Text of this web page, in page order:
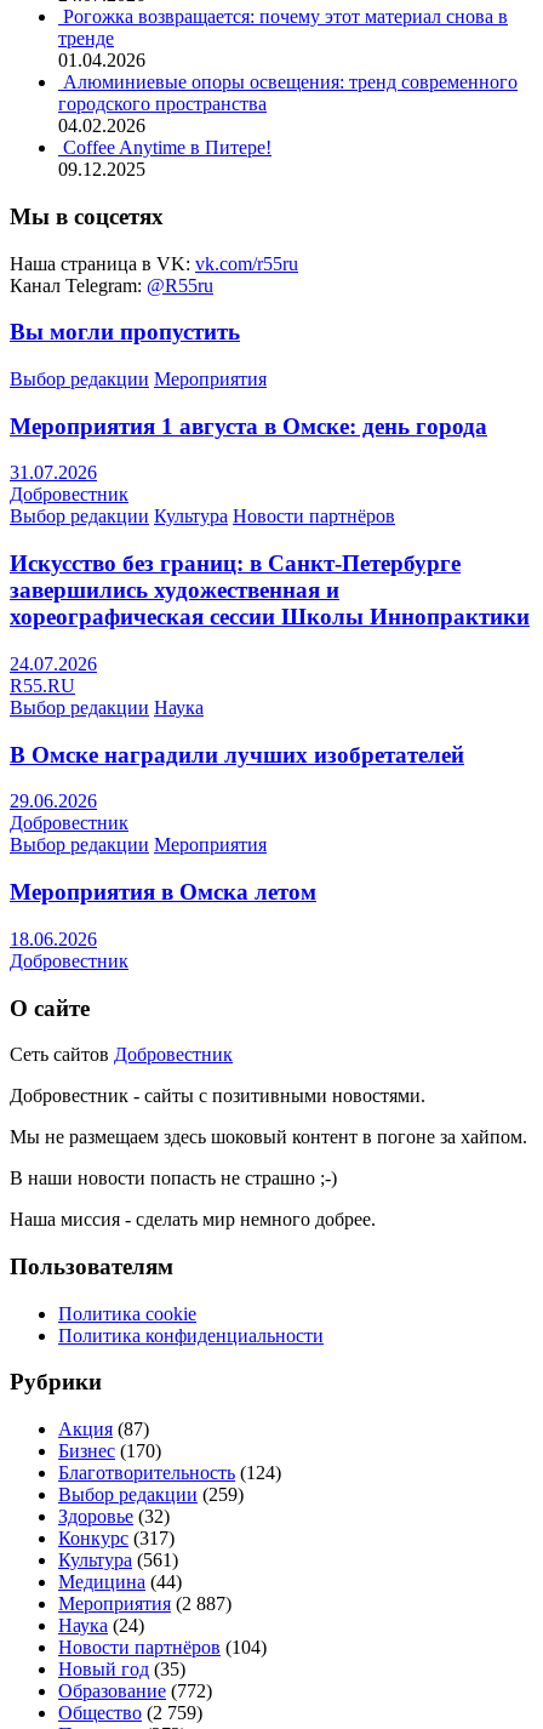
Рогожка возвращается: почему этот материал снова в
тренде
01.04.2026
Алюминиевые опоры освещения: тренд современного
городского пространства
04.02.2026
Coffee Anytime в Питере!
09.12.2025
Мы в соцсетях
Наша страница в VK: vk.com/r55ru
Канал Telegram: @R55ru
Вы могли пропустить
Выбор редакции Мероприятия
Мероприятия 1 августа в Омске: день города
31.07.2026
Добровестник
Выбор редакции Культура Новости партнёров
Искусство без границ: в Санкт-Петербурге
завершились художественная и
хореографическая сессии Школы Иннопрактики
24.07.2026
R55.RU
Выбор редакции Наука
В Омске наградили лучших изобретателей
29.06.2026
Добровестник
Выбор редакции Мероприятия
Мероприятия в Омска летом
18.06.2026
Добровестник
О сайте
Сеть сайтов Добровестник
Добровестник - сайты с позитивными новостями.
Мы не размещаем здесь шоковый контент в погоне за хайпом.
В наши новости попасть не страшно ;-)
Наша миссия - сделать мир немного добрее.
Пользователям
Политика cookie
Политика конфиденциальности
Рубрики
Акция (87)
Бизнес (170)
Благотворительность (124)
Выбор редакции (259)
Здоровье (32)
Конкурс (317)
Культура (561)
Медицина (44)
Мероприятия (2 887)
Наука (24)
Новости партнёров (104)
Новый год (35)
Образование (772)
Общество (2 759)